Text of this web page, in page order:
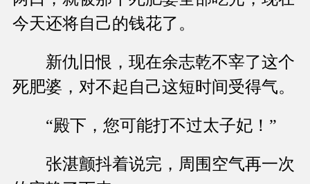
今天还将自己的钱花了。
新仇旧恨，现在余志乾不宰了这个
死肥婆，对不起自己这短时间受得气。
“殿下，您可能打不过太子妃！”
张湛颤抖着说完，周围空气再一次